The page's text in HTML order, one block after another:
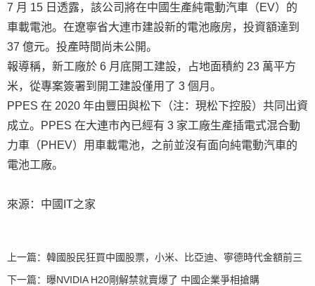
7 月 15 日透露，該公司將在中國生產純電動汽車（EV）的
車載電池。在遼寧省大連市建設新的電池廠房，投資額達到
37 億元。投產時間尚未公開。
報導稱，新工廠於 6 月底開工建設，占地面積約 23 萬平方
米，從專案簽署到開工建設僅用了 3 個月。
PPES 在 2020 年由豐田與松下（注：現松下控股）共同出資
成立。PPES 在大連市內已經有 3 家工廠生產插電式混合動
力車（PHEV）用車載電池，之前並沒有面向純電動汽車的
電池工廠。
來源：中國IT之家
上一篇： 韓國股民狂買中國股票，小米、比亞迪、寧德時代金額前三
下一篇： 曝NVIDIA H20剛解禁就賣爆了 中國企業爭相搶購